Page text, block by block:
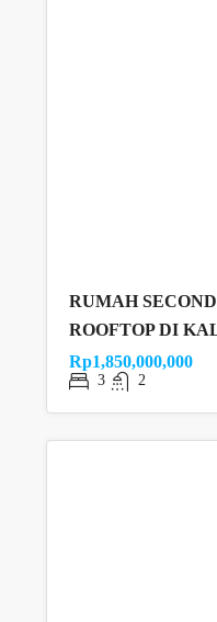
RUMAH
ROOFTOP DI
Rp1,850,000,000
3 2